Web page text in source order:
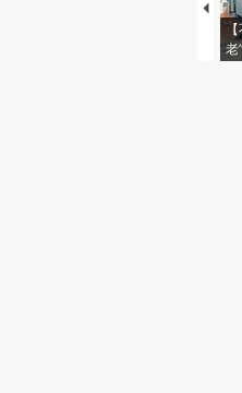
【
老”